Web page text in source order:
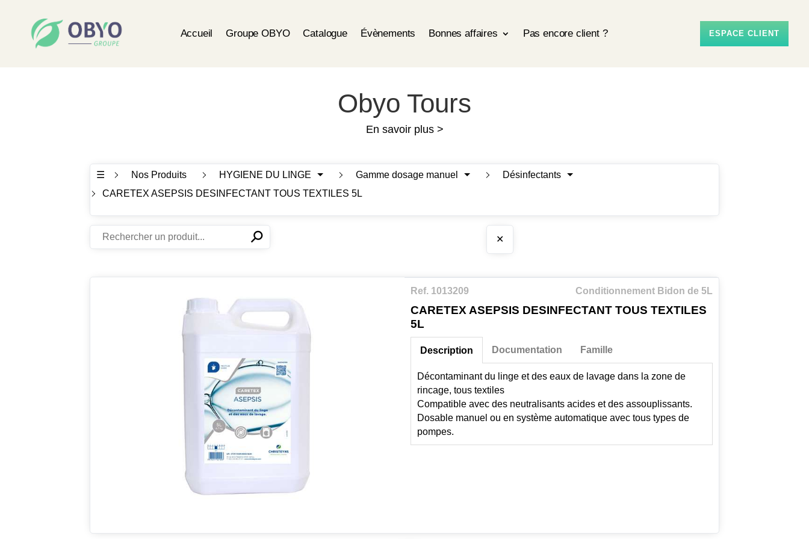
Accueil Groupe OBYO Catalogue Évènements Bonnes affaires Pas encore client ? ESPACE CLIENT
Obyo Tours
En savoir plus >
☰ Nos Produits HYGIENE DU LINGE Gamme dosage manuel
Désinfectants
CARETEX ASEPSIS DESINFECTANT TOUS TEXTILES 5L
✕⚲ ✕
Ref. 1013209 Conditionnement Bidon de 5L
CARETEX ASEPSIS DESINFECTANT TOUS TEXTILES
5L
Description
Décontaminant du linge et des eaux de lavage dans la zone de
rincage, tous textiles
Compatible avec des neutralisants acides et des assouplissants.
Dosable manuel ou en système automatique avec tous types de
pompes.
Documentation Famille